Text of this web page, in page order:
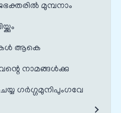
മുമ്പനാം
ആകെ
നാമങ്ങൾക്കു
ഗർഗ്ഗമുനിപുംഗവേ